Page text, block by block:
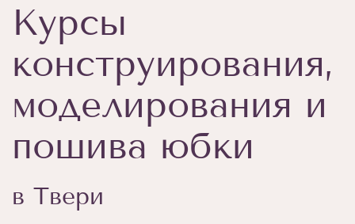
Курсы
конструирования,
моделирования и
пошива юбки
в Твери